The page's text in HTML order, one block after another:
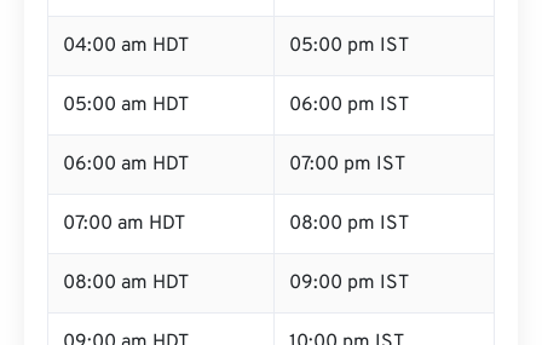
04:00 am HDT 05:00 pm IST
05:00 am HDT 06:00 pm IST
06:00 am HDT 07:00 pm IST
07:00 am HDT 08:00 pm IST
08:00 am HDT 09:00 pm IST